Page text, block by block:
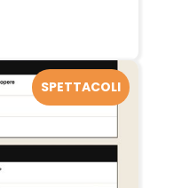
SPETTACOLI